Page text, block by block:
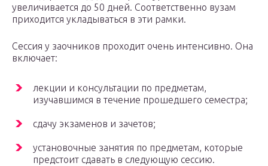
увеличивается до 50 дней. Соответственно вузам
приходится укладываться в эти рамки.
Сессия у заочников проходит очень интенсивно. Она
включает:
лекции и консультации по предметам,
изучавшимся в течение прошедшего семестра;
сдачу экзаменов и зачетов;
установочные занятия по предметам, которые
предстоит сдавать в следующую сессию.